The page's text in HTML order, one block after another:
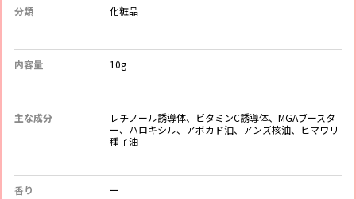
分類 化粧品
内容量 10g
主な成分
レチノール誘導体、ビタミンC誘導体、MGAブースタ
ー、ハロキシル、アボカド油、アンズ核油、ヒマワリ
種子油
香り ー